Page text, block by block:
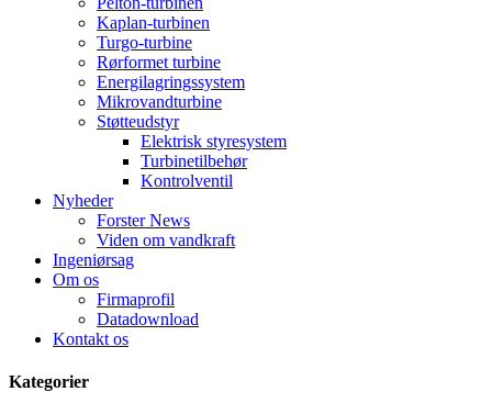
Kaplan-turbinen
Turgo-turbine
Rørformet turbine
Energilagringssystem
Mikrovandturbine
Støtteudstyr
Elektrisk styresystem
Turbinetilbehør
Kontrolventil
Nyheder
Forster News
Viden om vandkraft
Ingeniørsag
Om os
Firmaprofil
Datadownload
Kontakt os
Kategorier